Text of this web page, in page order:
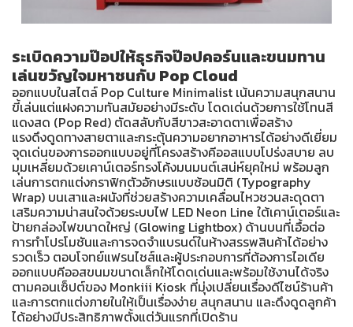
ระเบิดความป๊อปให้ธุรกิจป๊อปคอร์นและขนมทาน
เล่นขวัญใจมหาชนกับ Pop Cloud
ออกแบบในสไตล์ Pop Culture Minimalist เน้นความสนุกสนาน
ขี้เล่นแต่แฝงความทันสมัยอย่างมีระดับ โดดเด่นด้วยการใช้โทนสี
แดงสด (Pop Red) ตัดสลับกับสีขาวสะอาดตาเพื่อสร้าง
แรงดึงดูดทางสายตาและกระตุ้นความอยากอาหารได้อย่างดีเยี่ยม
จุดเด่นของการออกแบบอยู่ที่โครงสร้างคีออสแบบโปร่งสบาย ลบ
มุมเหลี่ยมด้วยเคาน์เตอร์ทรงโค้งมนมนต์เสน่ห์ยุคใหม่ พร้อมลูก
เล่นการตกแต่งกราฟิกตัวอักษรแบบซ้อนมิติ (Typography
Wrap) บนเสาและผนังที่ช่วยสร้างความเคลื่อนไหวชวนสะดุดตา
เสริมความน่าสนใจด้วยระบบไฟ LED Neon Line ใต้เคาน์เตอร์และ
ป้ายกล่องไฟขนาดใหญ่ (Glowing Lightbox) ด้านบนที่เอื้อต่อ
การทำโปรโมชันและการจดจำแบรนด์ในห้างสรรพสินค้าได้อย่าง
รวดเร็ว ตอบโจทย์แฟรนไชส์และผู้ประกอบการที่ต้องการไอเดีย
ออกแบบคีออสขนมขนาดเล็กให้โดดเด่นและพร้อมใช้งานได้จริง
ตามคอนเซ็ปต์ของ Monkiii Kiosk ที่มุ่งเปลี่ยนเรื่องดีไซน์ร้านค้า
และการตกแต่งภายในให้เป็นเรื่องง่าย สนุกสนาน และดึงดูดลูกค้า
ได้อย่างมีประสิทธิภาพตั้งแต่วันแรกที่เปิดร้าน